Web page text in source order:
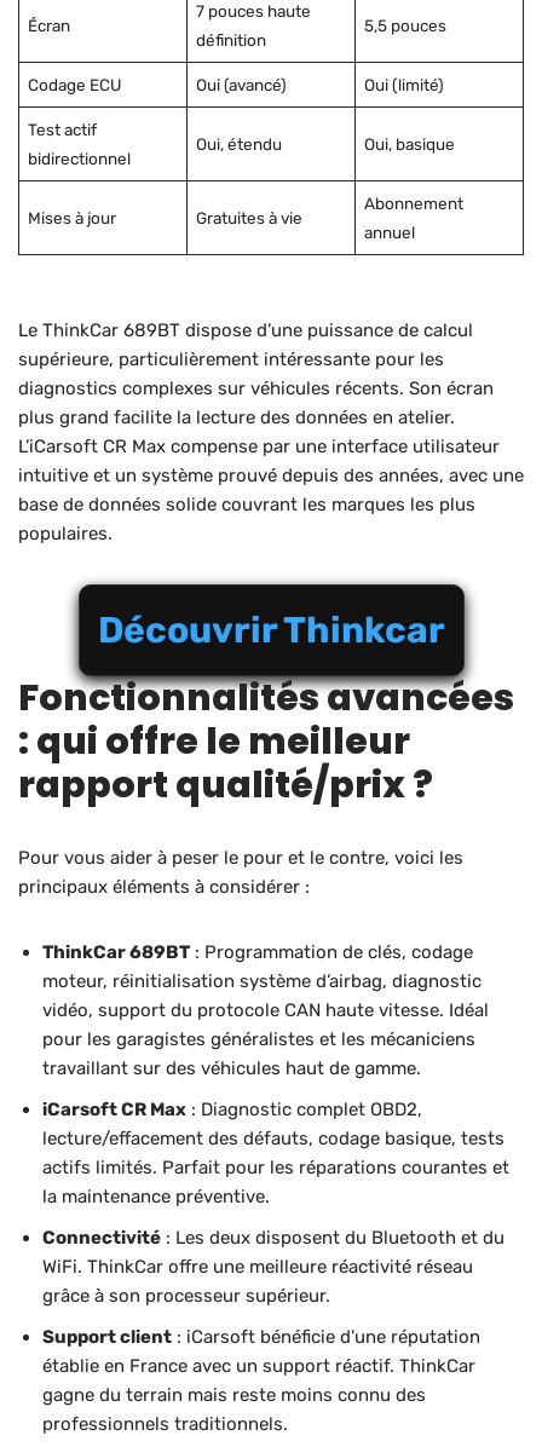
Écran
7 pouces haute
définition
5,5 pouces
Codage ECU Oui (avancé) Oui (limité)
Test actif
bidirectionnel
Oui, étendu Oui, basique
Mises à jour Gratuites à vie
Abonnement
annuel
Le ThinkCar 689BT dispose d’une puissance de calcul
supérieure, particulièrement intéressante pour les
diagnostics complexes sur véhicules récents. Son écran
plus grand facilite la lecture des données en atelier.
L’iCarsoft CR Max compense par une interface utilisateur
intuitive et un système prouvé depuis des années, avec une
base de données solide couvrant les marques les plus
populaires.
Découvrir Thinkcar
Fonctionnalités avancées
: qui offre le meilleur
rapport qualité/prix ?
Pour vous aider à peser le pour et le contre, voici les
principaux éléments à considérer :
ThinkCar 689BT: Programmation de clés, codage
moteur, réinitialisation système d’airbag, diagnostic
vidéo, support du protocole CAN haute vitesse. Idéal
pour les garagistes généralistes et les mécaniciens
travaillant sur des véhicules haut de gamme.
iCarsoft CR Max : Diagnostic complet OBD2,
lecture/effacement des défauts, codage basique, tests
actifs limités. Parfait pour les réparations courantes et
la maintenance préventive.
Connectivité : Les deux disposent du Bluetooth et du
WiFi. ThinkCar offre une meilleure réactivité réseau
grâce à son processeur supérieur.
Support client : iCarsoft bénéficie d’une réputation
établie en France avec un support réactif. ThinkCar
gagne du terrain mais reste moins connu des
professionnels traditionnels.